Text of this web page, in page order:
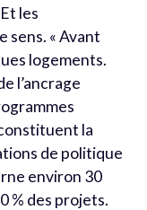
les
sens. « Avant
logements.
l’ancrage
la
de politique
environ 30
% des projets.